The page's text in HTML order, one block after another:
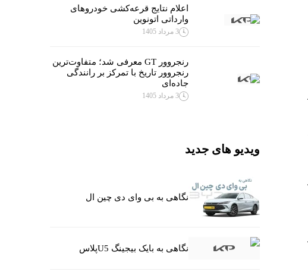
اعلام نتایج قرعه‌کشی خودروهای
وارداتی اتونوین
3 مرداد 1405
رنجروور GT معرفی شد؛ متفاوت‌ترین
رنجروور تاریخ با تمرکز بر رانندگی
جاده‌ای
3 مرداد 1405
ویدیو های جدید
نگاهی به بی وای دی چین ال
نگاهی به بایک بیجینگ U5پلاس